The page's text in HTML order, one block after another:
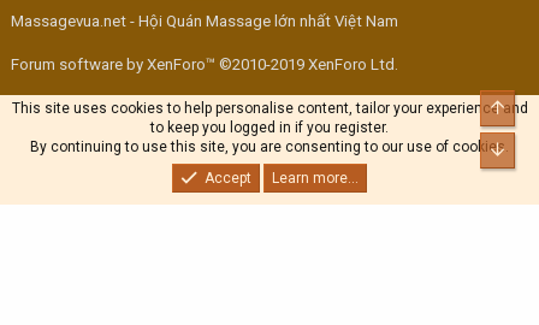
Massagevua.net - Hội Quán Massage lớn nhất Việt Nam
Forum software by XenForo™ ©2010-2019 XenForo Ltd.
This site uses cookies to help personalise content, tailor your experience and
to keep you logged in if you register.
By continuing to use this site, you are consenting to our use of cookies.
Accept
Learn more...
Top